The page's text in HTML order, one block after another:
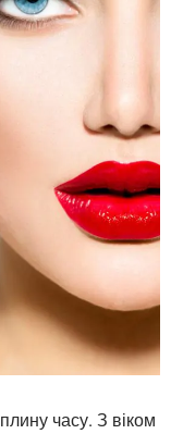
часу. З віком